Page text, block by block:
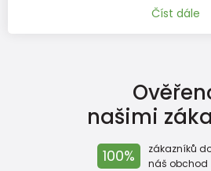
Číst dále
našimi
100%
zákazníků
náš obchod